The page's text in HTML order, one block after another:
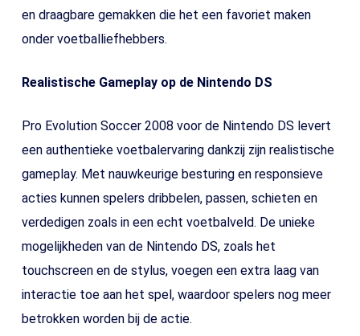
en draagbare gemakken die het een favoriet maken
onder voetballiefhebbers.
Realistische Gameplay op de Nintendo DS
Pro Evolution Soccer 2008 voor de Nintendo DS levert
een authentieke voetbalervaring dankzij zijn realistische
gameplay. Met nauwkeurige besturing en responsieve
acties kunnen spelers dribbelen, passen, schieten en
verdedigen zoals in een echt voetbalveld. De unieke
mogelijkheden van de Nintendo DS, zoals het
touchscreen en de stylus, voegen een extra laag van
interactie toe aan het spel, waardoor spelers nog meer
betrokken worden bij de actie.